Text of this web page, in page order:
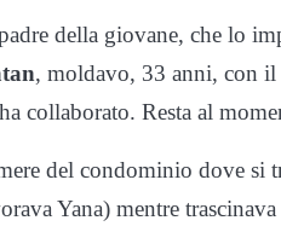
della giovane, che lo
, moldavo, 33 anni, con il
collaborato. Resta al
del condominio dove
Yana) mentre